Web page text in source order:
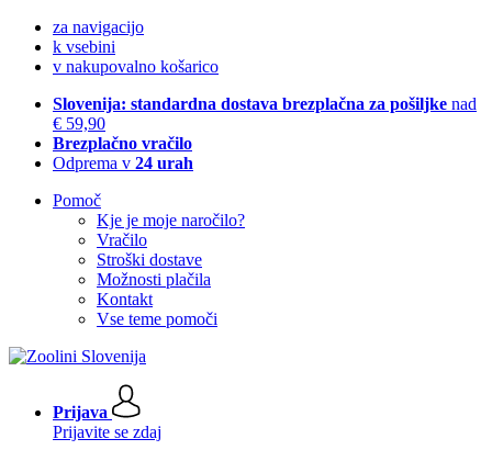
za navigacijo
k vsebini
v nakupovalno košarico
Slovenija: standardna dostava brezplačna za pošiljke nad
€ 59,90
Brezplačno vračilo
Odprema v 24 urah
Pomoč
Kje je moje naročilo?
Vračilo
Stroški dostave
Možnosti plačila
Kontakt
Vse teme pomoči
Prijava
Prijavite se zdaj